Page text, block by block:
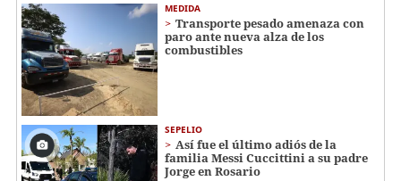
MEDIDA
Transporte pesado amenaza con
paro ante nueva alza de los
combustibles
SEPELIO
Así fue el último adiós de la
familia Messi Cuccittini a su padre
Jorge en Rosario